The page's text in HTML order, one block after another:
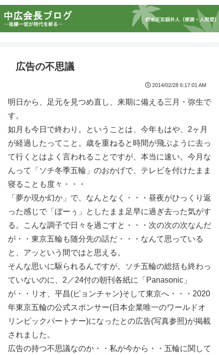
広告の不思議
2014/02/28 6:17:01 AM
明日から、足元を見つめ直し、来期に備える三月・弥生で
す。
如月も今日で終わり。ということは、今年もはや、2ヶ月
が経過したってこと。歳を重ねると時間が飛ぶように去っ
て行くとはよく言われることですが、本当に速い。今月な
んって「ソチ冬季五輪」のおかげで、テレビを付けたまま
寝ることも度々・・・
「夢か現か幻か」で、なんとなく・・・昼夜がひっくり返
った感じで「ぼーぅ」としたまま足早に過ぎ去った気がす
る。こんな調子で日々を過ごすと・・・次の次の次なんだ
が・・東京五輪も随分先の話だ・・・なんて思っている
と、アッという間ではと思える。
そんな思いに駆られるんですが。ソチ五輪の総括も終わっ
ていないのに、2／24付の朝刊各紙に「Panasonic」
が・・リオ、平昌(ピョンチャン)そして東京へ・・・2020
年東京五輪の公式スポンサー(日本企業唯一のワールドオ
リンピックパートナー)になったとの広告(写真参照)が掲載
されました。
広告の持つ不思議なのか・・私が今から・・五輪に関して